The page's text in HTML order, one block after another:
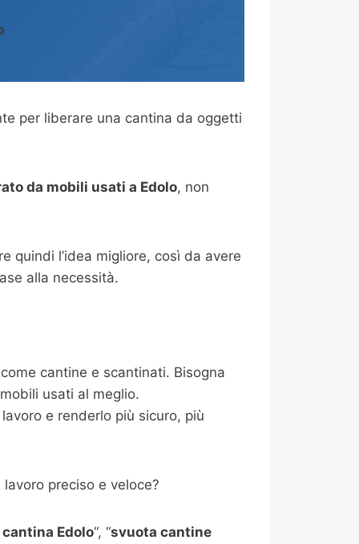
per liberare una cantina da oggetti
da mobili usati a Edolo, non
quindi l’idea migliore, così da avere
alla necessità.
cantine e scantinati. Bisogna
usati al meglio.
e renderlo più sicuro, più
preciso e veloce?
Edolo“, “svuota cantine